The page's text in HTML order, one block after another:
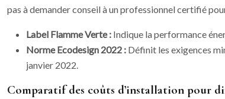
pas à demander conseil à un professionnel certifié
Label Flamme Verte : Indique la performance
Norme Ecodesign 2022 : Définit les exigences
janvier 2022.
Comparatif des coûts d’installation pour